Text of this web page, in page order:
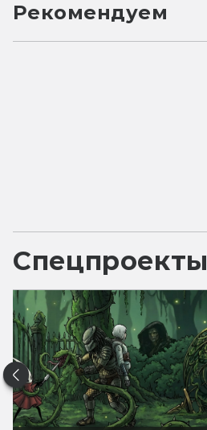
Рекомендуем
Спецпроекты